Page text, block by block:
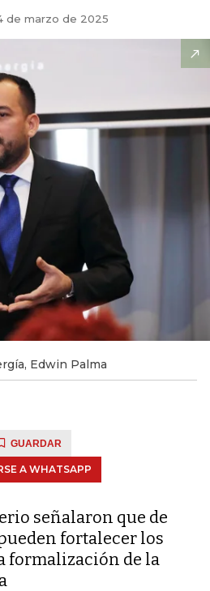
de marzo de 2025
Edwin Palma
GUARDAR
A WHATSAPP
señalaron que de
fortalecer los
formalización de la